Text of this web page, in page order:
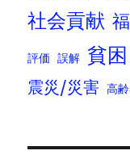
社会貢献
評価 誤解 貧困
震災/災害 高